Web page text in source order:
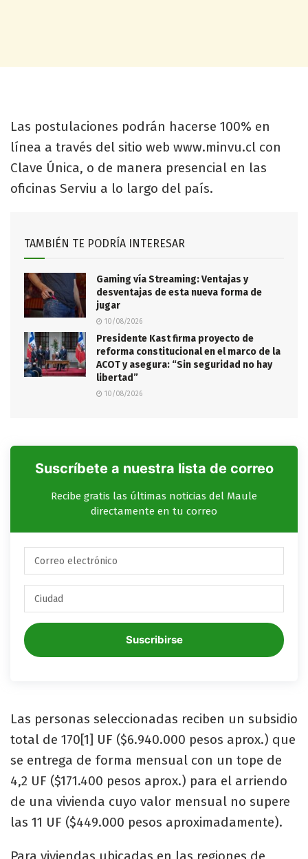
Las postulaciones podrán hacerse 100% en
línea a través del sitio web www.minvu.cl con
Clave Única, o de manera presencial en las
oficinas Serviu a lo largo del país.
TAMBIÉN TE PODRÍA INTERESAR
Gaming vía Streaming: Ventajas y
desventajas de esta nueva forma de
jugar
10/08/2026
Presidente Kast firma proyecto de
reforma constitucional en el marco de la
ACOT y asegura: “Sin seguridad no hay
libertad”
10/08/2026
Suscríbete a nuestra lista de correo
Recibe gratis las últimas noticias del Maule
directamente en tu correo
Suscribirse
Las personas seleccionadas reciben un subsidio
total de 170[1] UF ($6.940.000 pesos aprox.) que
se entrega de forma mensual con un tope de
4,2 UF ($171.400 pesos aprox.) para el arriendo
de una vivienda cuyo valor mensual no supere
las 11 UF ($449.000 pesos aproximadamente).